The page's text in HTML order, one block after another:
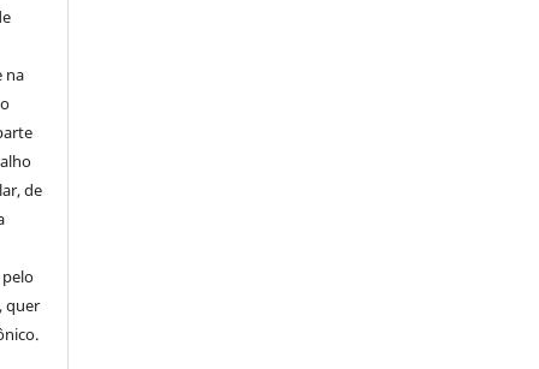
na
de
quer